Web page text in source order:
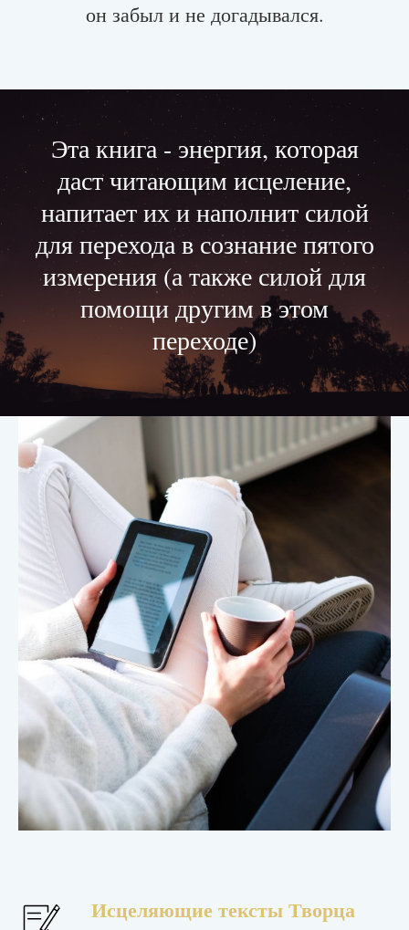
он забыл и не догадывался.
Эта книга - энергия, которая
даст читающим исцеление,
напитает их и наполнит силой
для перехода в сознание пятого
измерения (а также силой для
помощи другим в этом
переходе)
Исцеляющие тексты Творца